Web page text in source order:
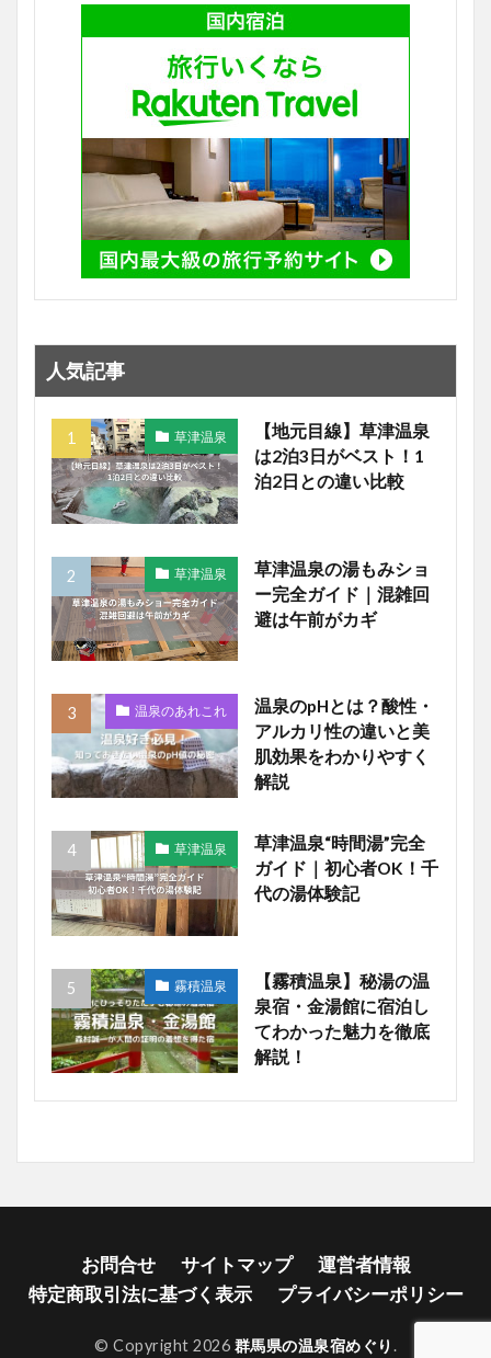
人気記事
草津温泉
【地元目線】草津温泉
は2泊3日がベスト！1
泊2日との違い比較
草津温泉
草津温泉の湯もみショ
ー完全ガイド｜混雑回
避は午前がカギ
温泉のあれこれ
温泉のpHとは？酸性・
アルカリ性の違いと美
肌効果をわかりやすく
解説
草津温泉
草津温泉“時間湯”完全
ガイド｜初心者OK！千
代の湯体験記
霧積温泉
【霧積温泉】秘湯の温
泉宿・金湯館に宿泊し
てわかった魅力を徹底
解説！
お問合せ サイトマップ
運営者情報
特定商取引法に基づく表示
プライバシーポリシー
© Copyright 2026 群馬県の温泉宿めぐり .